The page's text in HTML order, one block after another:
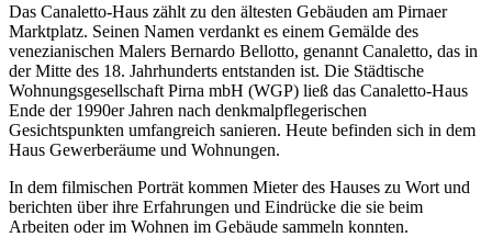
Das Canaletto-Haus zählt zu den ältesten Gebäuden am Pirnaer
Marktplatz. Seinen Namen verdankt es einem Gemälde des
venezianischen Malers Bernardo Bellotto, genannt Canaletto, das in
der Mitte des 18. Jahrhunderts entstanden ist. Die Städtische
Wohnungsgesellschaft Pirna mbH (WGP) ließ das Canaletto-Haus
Ende der 1990er Jahren nach denkmalpflegerischen
Gesichtspunkten umfangreich sanieren. Heute befinden sich in dem
Haus Gewerberäume und Wohnungen.
In dem filmischen Porträt kommen Mieter des Hauses zu Wort und
berichten über ihre Erfahrungen und Eindrücke die sie beim
Arbeiten oder im Wohnen im Gebäude sammeln konnten.